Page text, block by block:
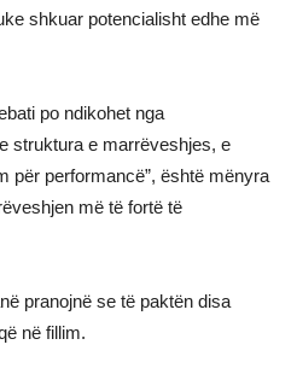
shkuar potencialisht edhe më
po ndikohet nga
struktura e marrëveshjes, e
për performancë”, është mënyra
më të fortë të
pranojnë se të paktën disa
në fillim.